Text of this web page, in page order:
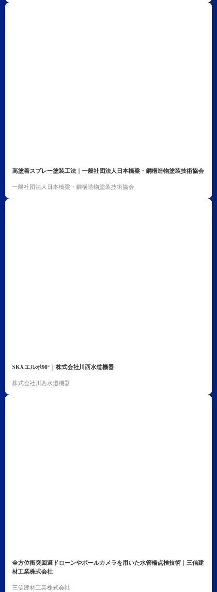
高塗着スプレー塗装工法｜一般社団法人日本橋梁・鋼構造物塗装技術協会
一般社団法人日本橋梁・鋼構造物塗装技術協会
SKXエルボ90°｜株式会社川西水道機器
株式会社川西水道機器
全方位衝突回避ドローンやポールカメラを用いた水管橋点検技術｜三信建
材工業株式会社
三信建材工業株式会社